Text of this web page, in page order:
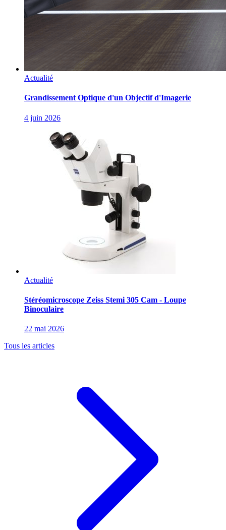
Actualité
Grandissement Optique d'un Objectif d'Imagerie
4 juin 2026
Actualité
Stéréomicroscope Zeiss Stemi 305 Cam - Loupe
Binoculaire
22 mai 2026
Tous les articles